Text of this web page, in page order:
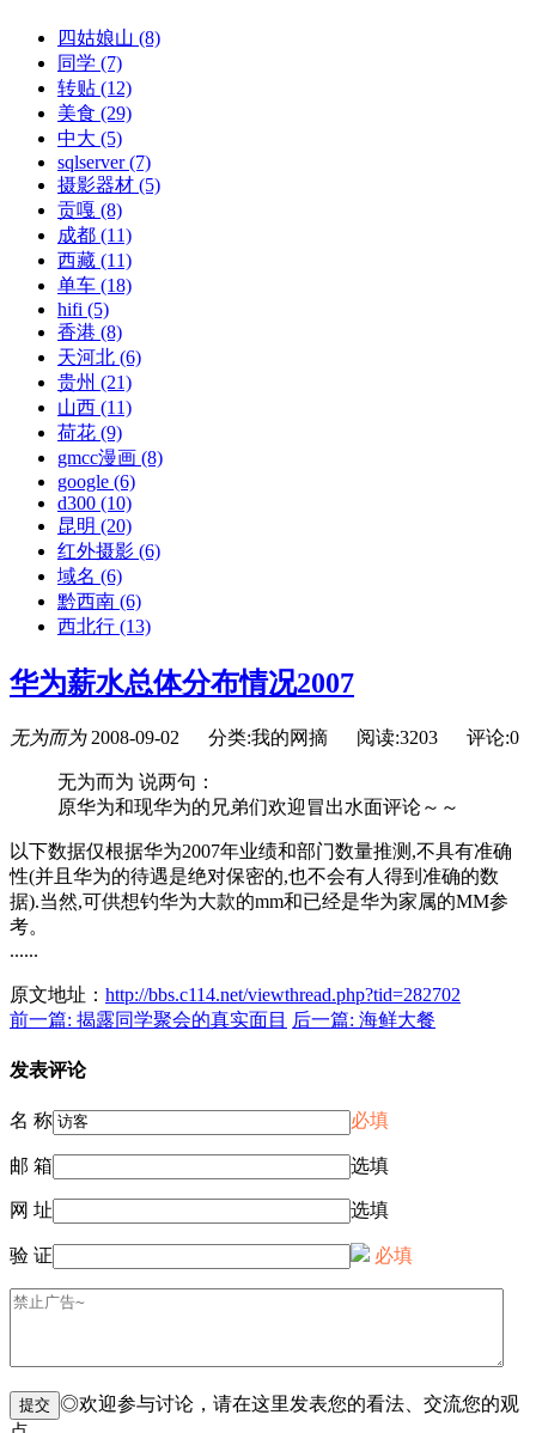
四姑娘山 (8)
同学 (7)
转贴 (12)
美食 (29)
中大 (5)
sqlserver(7)
摄影器材 (5)
贡嘎 (8)
成都 (11)
西藏 (11)
单车 (18)
hifi (5)
香港 (8)
天河北 (6)
贵州 (21)
山西 (11)
荷花 (9)
gmcc漫画 (8)
google (6)
d300 (10)
昆明 (20)
红外摄影 (6)
域名 (6)
黔西南 (6)
西北行 (13)
华为薪水总体分布情况2007
无为而为 2008-09-02 分类:我的网摘 阅读:3203 评论:0
无为而为 说两句：
原华为和现华为的兄弟们欢迎冒出水面评论～～
以下数据仅根据华为2007年业绩和部门数量推测,不具有准确
性(并且华为的待遇是绝对保密的,也不会有人得到准确的数
据).当然,可供想钓华为大款的mm和已经是华为家属的MM参
考。
......
原文地址： http://bbs.c114.net/viewthread.php?tid=282702
前一篇: 揭露同学聚会的真实面目 后一篇: 海鲜大餐
发表评论
名 称 必填
邮 箱 选填
网 址 选填
验 证 必填
◎欢迎参与讨论，请在这里发表您的看法、交流您的观